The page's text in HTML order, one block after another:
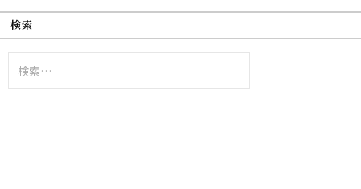
検索
索: